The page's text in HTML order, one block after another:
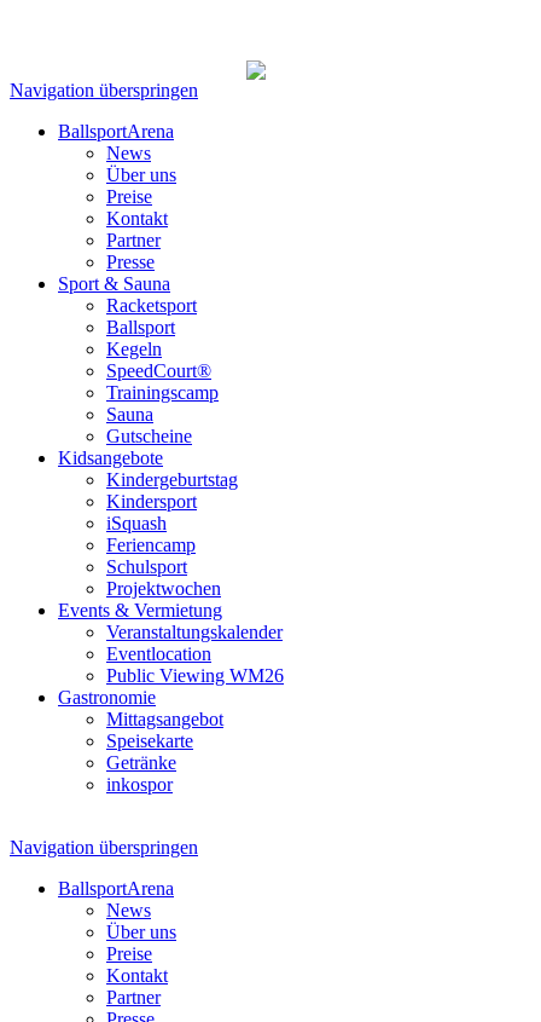
Navigation überspringen
BallsportArena
News
Über uns
Preise
Kontakt
Partner
Presse
Sport & Sauna
Racketsport
Ballsport
Kegeln
SpeedCourt®
Trainingscamp
Sauna
Gutscheine
Kidsangebote
Kindergeburtstag
Kindersport
iSquash
Feriencamp
Schulsport
Projektwochen
Events & Vermietung
Veranstaltungskalender
Eventlocation
Public Viewing WM26
Gastronomie
Mittagsangebot
Speisekarte
Getränke
inkospor
Navigation überspringen
BallsportArena
News
Über uns
Preise
Kontakt
Partner